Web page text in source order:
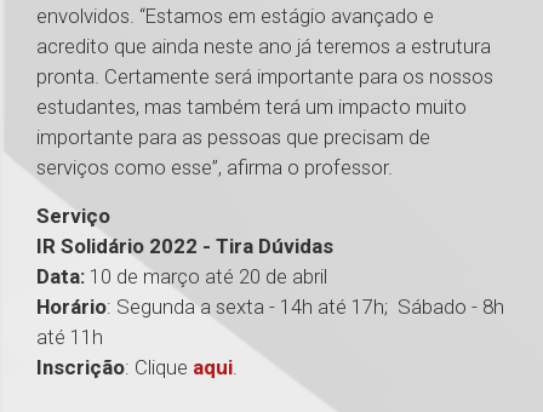
envolvidos. “Estamos em estágio avançado e
acredito que ainda neste ano já teremos a estrutura
pronta. Certamente será importante para os nossos
estudantes, mas também terá um impacto muito
importante para as pessoas que precisam de
serviços como esse”, afirma o professor.
Serviço
IR Solidário 2022 - Tira Dúvidas
Data: 10 de março até 20 de abril
Horário: Segunda a sexta - 14h até 17h; Sábado - 8h
até 11h
Inscrição: Clique aqui.